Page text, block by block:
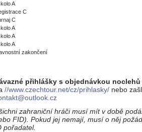
A
C
C
A
A
A
zakončení
přihlášky s objednávkou noclehů
//www.czechtour.net/cz/prihlasky/ nebo
zahraniční hráči musí mít v době
FID). Pokud jej nemají, musí o něj
pořadatel.